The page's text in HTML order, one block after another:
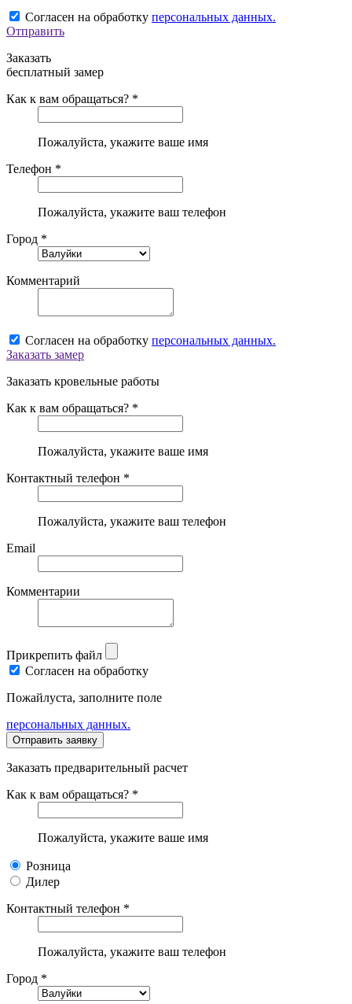
Согласен на обработку персональных данных.
Отправить
Заказать
бесплатный замер
Как к вам обращаться? *
Пожалуйста, укажите ваше имя
Телефон *
Пожалуйста, укажите ваш телефон
Город *
Комментарий
Согласен на обработку персональных данных.
Заказать замер
Заказать кровельные работы
Как к вам обращаться? *
Пожалуйста, укажите ваше имя
Контактный телефон *
Пожалуйста, укажите ваш телефон
Email
Комментарии
Прикрепить файл
Согласен на обработку
Пожайлуста, заполните поле
персональных данных.
Заказать предварительный расчет
Как к вам обращаться? *
Пожалуйста, укажите ваше имя
Розница
Дилер
Контактный телефон *
Пожалуйста, укажите ваш телефон
Город *